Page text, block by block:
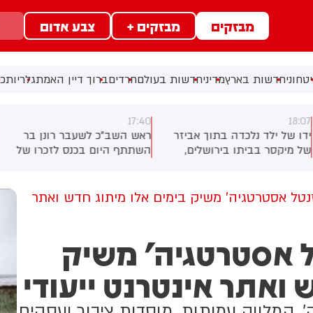
מבזקים מבזקים + צבע אדום
חדשות בארץמדיניחדשות בעולםחרדיםברוך דיין האמתגלריות
18:07
ידו של ילד נלכדה בתוך אביזר
של מיקסר בביתו בירושלים,
17:40
ראש השב"כ לשעבר רונן בר
השתתף היום בכנס לזכרו של
הבוקר בשכונת בקעה בירושלים
אסטרטגיה' משיק בימים אלו מיתוג חדש ואתר
אסטרטגיה' משיק
אינטרנט ייעודי